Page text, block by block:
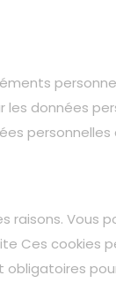
données
personnelles
raisons. Vous
Ces
obligatoires